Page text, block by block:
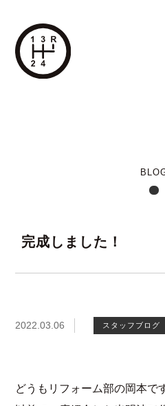
完成しました！
2022.03.06 スタッフブログ
どうもリフォーム部の岡本で